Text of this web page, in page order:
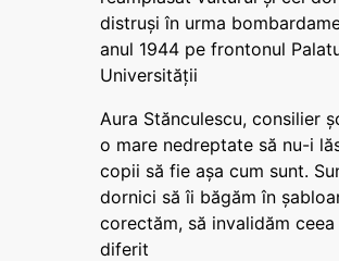
distruși în urma
anul 1944 pe frontonul
Universității
Aura Stănculescu, consilier
o mare nedreptate să nu-i
copii să fie așa cum sunt.
dornici să îi băgăm în
corectăm, să invalidăm
diferit